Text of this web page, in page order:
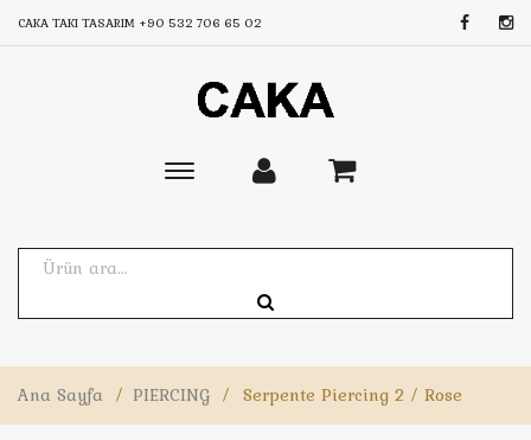
CAKA TAKI TASARIM +90 532 706 65 02
Toggle
Ana Sayfa / PIERCING / Serpente Piercing 2 / Rose